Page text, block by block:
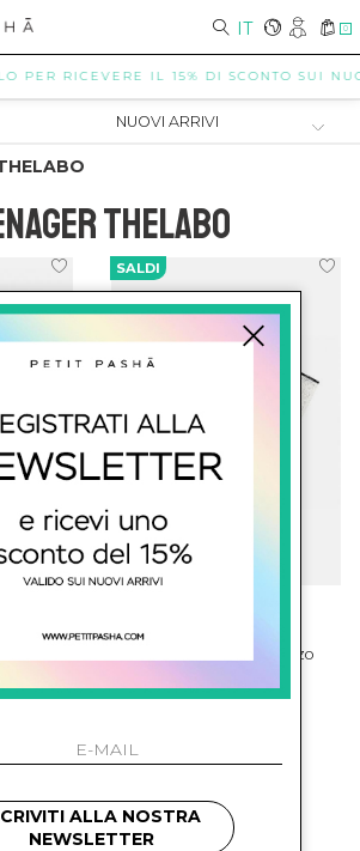
IT 0
PER RICEVERE IL 15% DI SCONTO SUI
THELABO
SALDI
Camicia Donna In Pizzo
€ 174.00 -29.9%
ALLA NOSTRA
NEWSLETTER